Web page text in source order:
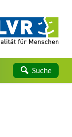
Suche